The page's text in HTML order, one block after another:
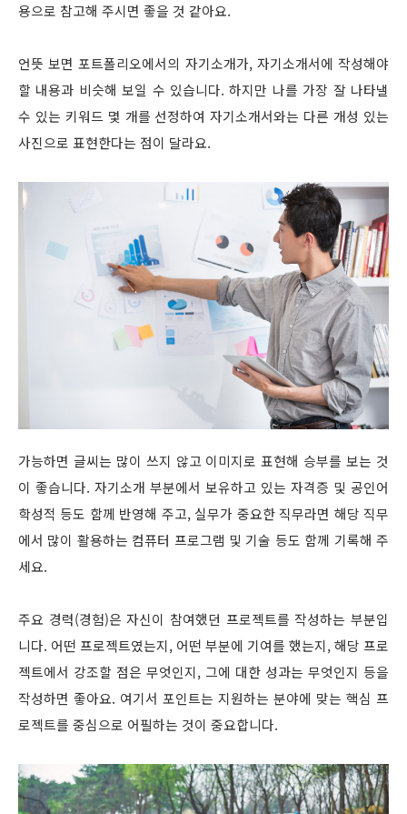
용으로 참고해 주시면 좋을 것 같아요.
언뜻 보면 포트폴리오에서의 자기소개가, 자기소개서에 작성해야
할 내용과 비슷해 보일 수 있습니다. 하지만 나를 가장 잘 나타낼
수 있는 키워드 몇 개를 선정하여 자기소개서와는 다른 개성 있는
사진으로 표현한다는 점이 달라요.
가능하면 글씨는 많이 쓰지 않고 이미지로 표현해 승부를 보는 것
이 좋습니다. 자기소개 부분에서 보유하고 있는 자격증 및 공인어
학성적 등도 함께 반영해 주고, 실무가 중요한 직무라면 해당 직무
에서 많이 활용하는 컴퓨터 프로그램 및 기술 등도 함께 기록해 주
세요.
주요 경력(경험)은 자신이 참여했던 프로젝트를 작성하는 부분입
니다. 어떤 프로젝트였는지, 어떤 부분에 기여를 했는지, 해당 프로
젝트에서 강조할 점은 무엇인지, 그에 대한 성과는 무엇인지 등을
작성하면 좋아요. 여기서 포인트는 지원하는 분야에 맞는 핵심 프
로젝트를 중심으로 어필하는 것이 중요합니다.